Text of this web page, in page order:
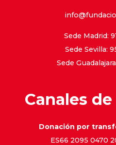
Sede Madrid:
Sede Sevilla:
Sede
Canales
Donación por
ES66 2095 0470